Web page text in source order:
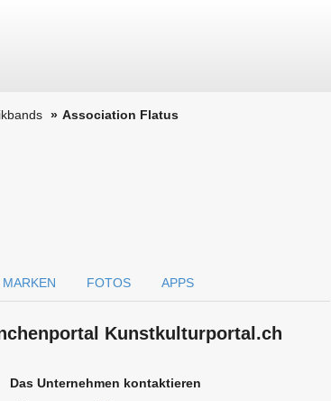
Association Flatus
MARKEN FOTOS APPS
Kunstkulturportal.ch
Das Unternehmen kontaktieren